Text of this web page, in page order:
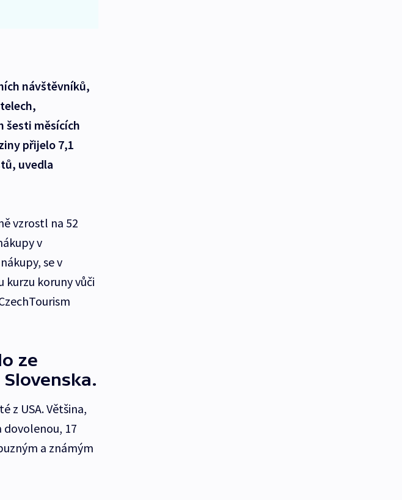
návštěvníků,
šesti měsících
přijelo 7,1
uvedla
vzrostl na 52
v
se v
kurzu koruny vůči
ze
z USA. Většina,
dovolenou, 17
a známým